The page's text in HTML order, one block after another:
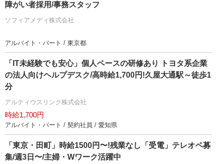
障がい者採用/事務スタッフ
ソフィアメディ株式会社
アルバイト・パート / 東京都
「IT未経験でも安心」個人ペースの研修あり トヨタ系企業
の法人向けヘルプデスク/高時給1,700円!久屋大通駅～徒歩1
分
アルティウスリンク株式会社
時給1,700円
アルバイト・パート / 契約社員 / 愛知県
「東京・田町」時給1500円〜!残業なし「受電」テレオペ募
集/週3日〜/主婦・Wワーク活躍中